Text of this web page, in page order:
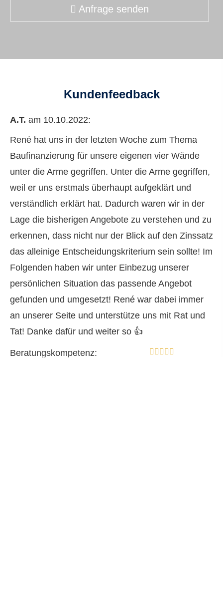
Anfrage senden
Anfrage senden
Anfrage senden
Kundenfeedback
A.T. am 10.10.2022:
René hat uns in der letzten Woche zum Thema
Baufinanzierung für unsere eigenen vier Wände
unter die Arme gegriffen. Unter die Arme gegriffen,
weil er uns erstmals überhaupt aufgeklärt und
verständlich erklärt hat. Dadurch waren wir in der
Lage die bisherigen Angebote zu verstehen und zu
erkennen, dass nicht nur der Blick auf den Zinssatz
das alleinige Entscheidungskriterium sein sollte! Im
Folgenden haben wir unter Einbezug unserer
persönlichen Situation das passende Angebot
gefunden und umgesetzt! René war dabei immer
an unserer Seite und unterstütze uns mit Rat und
Tat! Danke dafür und weiter so 👍
Beratungskompetenz: